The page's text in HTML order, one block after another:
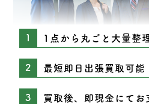
1点から丸ごと大量整
最短即日出張買取可能
買取後、即現金にてお